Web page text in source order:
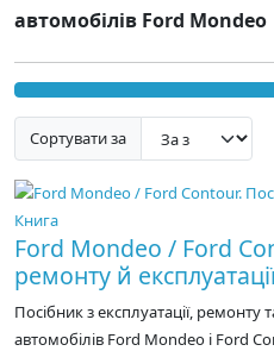
автомобілів Ford Mondeo
Сортувати за
Ford Mondeo / Ford
ремонту й
Посібник з експлуатації, ремонту
автомобілів Ford Mondeo і Ford